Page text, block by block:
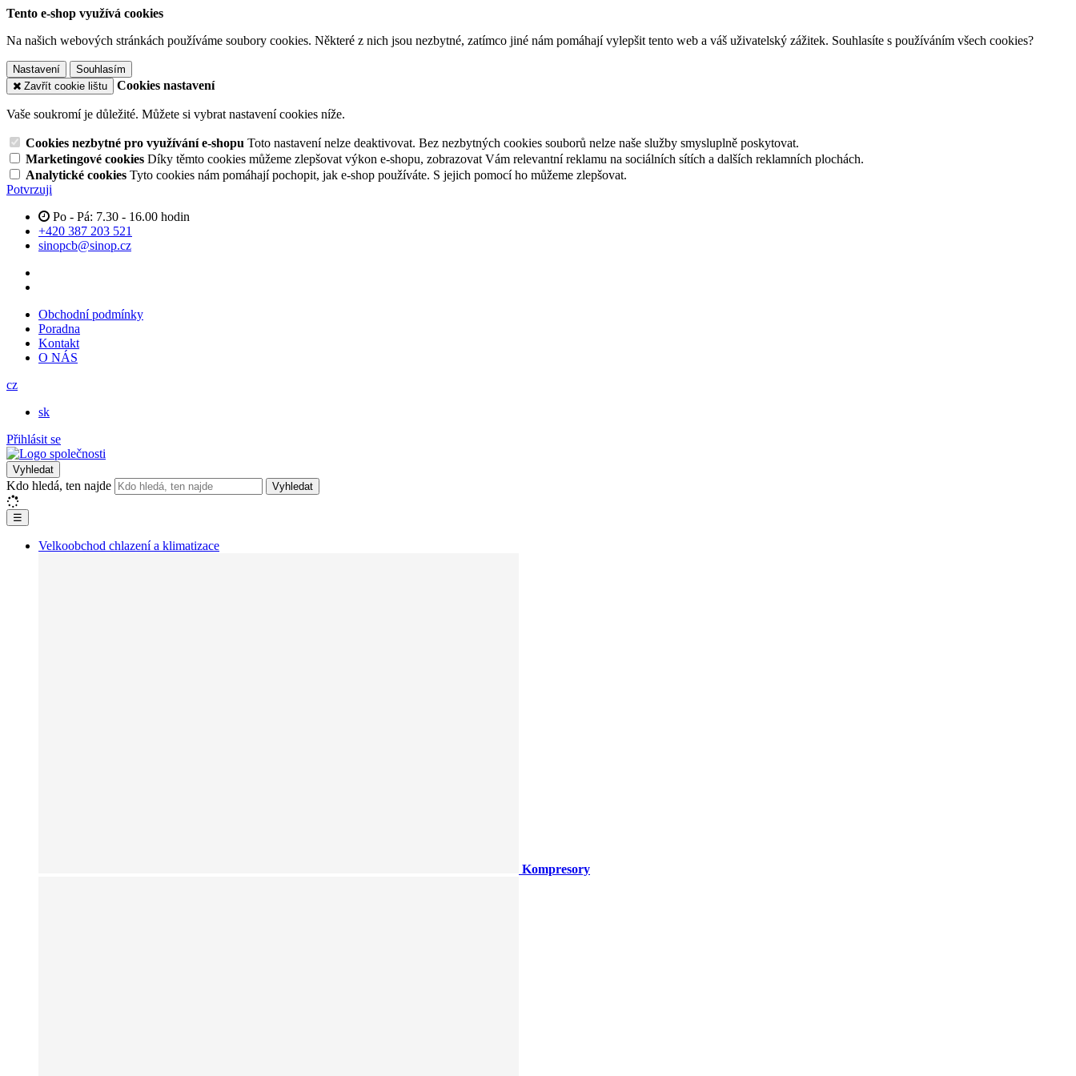
Tento e-shop využívá cookies
Na našich webových stránkách používáme soubory cookies. Některé z nich jsou nezbytné, zatímco jiné nám pomáhají vylepšit tento web a váš uživatelský zážitek. Souhlasíte s používáním všech cookies?
Nastavení
Souhlasím
Zavřít cookie lištu
Cookies nastavení
Vaše soukromí je důležité. Můžete si vybrat nastavení cookies níže.
Cookies nezbytné pro využívání e-shopu Toto nastavení nelze deaktivovat. Bez nezbytných cookies souborů nelze naše služby smysluplně poskytovat.
Marketingové cookies Díky těmto cookies můžeme zlepšovat výkon e-shopu, zobrazovat Vám relevantní reklamu na sociálních sítích a dalších reklamních plochách.
Analytické cookies Tyto cookies nám pomáhají pochopit, jak e-shop používáte. S jejich pomocí ho můžeme zlepšovat.
Potvrzuji
Po - Pá: 7.30 - 16.00 hodin
+420 387 203 521
sinopcb@sinop.cz
Obchodní podmínky
Poradna
Kontakt
O NÁS
cz
sk
Přihlásit se
Vyhledat
Kdo hledá, ten najde Vyhledat
☰
Velkoobchod chlazení a klimatizace
Kompresory